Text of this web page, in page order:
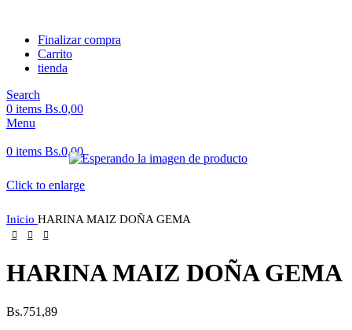
Finalizar compra
Carrito
tienda
Search
0 items Bs.0,00
Menu
0 items Bs.0,00
Click to enlarge
Inicio HARINA MAIZ DOÑA GEMA
HARINA MAIZ DOÑA GEMA
Bs.751,89